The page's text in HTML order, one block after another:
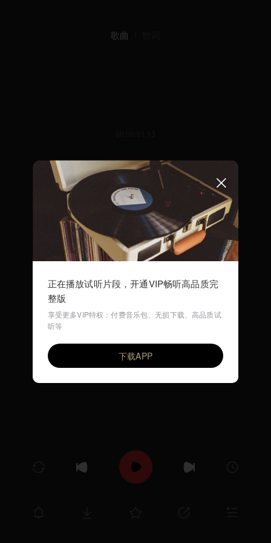
歌曲
VIP 乐海书情
正在播放试听片段，开通VIP畅听高品质完
整版
享受更多VIP特权：付费音乐包、无损下载、高品质试
听等
下载APP
